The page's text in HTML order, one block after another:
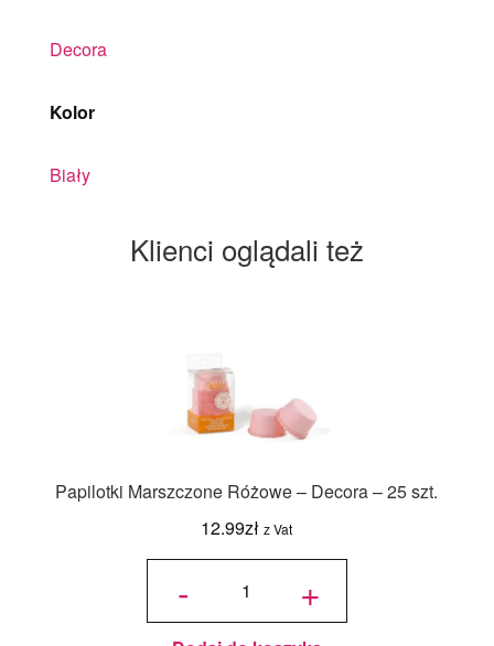
Decora
Kolor
Biały
Klienci oglądali też
Papilotki Marszczone Różowe – Decora – 25 szt.
12.99zł z Vat
-
ilość
Różowe -
Decora - 25
szt. +